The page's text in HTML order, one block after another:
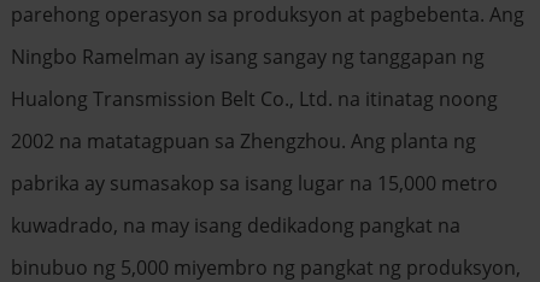
parehong operasyon sa produksyon at pagbebenta. Ang
Ningbo Ramelman ay isang sangay ng tanggapan ng
Hualong Transmission Belt Co., Ltd. na itinatag noong
2002 na matatagpuan sa Zhengzhou. Ang planta ng
pabrika ay sumasakop sa isang lugar na 15,000 metro
kuwadrado, na may isang dedikadong pangkat na
binubuo ng 5,000 miyembro ng pangkat ng produksyon,